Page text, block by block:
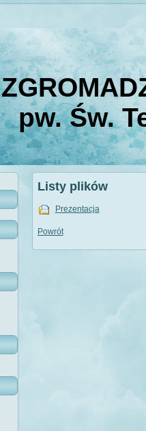
pw. Św.
Listy plików
Prezentacja
Powrót